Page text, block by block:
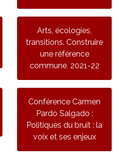
Arts, écologies,
transitions. Construire
une référence
commune, 2021-22
Conférence Carmen
Pardo Salgado :
Politiques du bruit : la
voix et ses enjeux